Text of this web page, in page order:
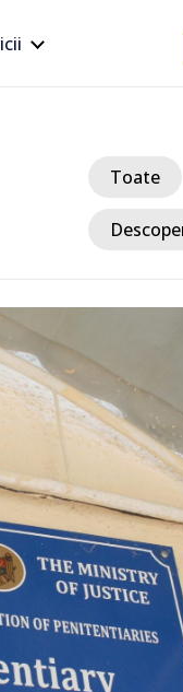
Toate
4 ore
de 330 kV Bălți–
avariată în
naturale